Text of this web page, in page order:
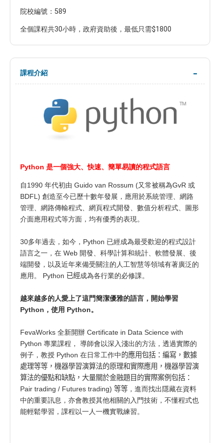
院校編號：589
全個課程共30小時，政府資助後，最低只需$1800
課程介紹
Python 是一個強大、快速、簡單易讀的程式語言
自1990 年代初由 Guido van Rossum (又常被稱為GvR 或
BDFL) 創造至今已歷十數年發展，應用於系統管理、網路
管理、網路傳輸程式、網頁程式開發、數值分析程式、圖形
介面應用程式等方面，均有優秀的表現。
30多年過去，如今，Python 已經成為最受歡迎的程式設計
語言之一，在 Web 開發、科學計算和統計、軟體發展、後
端開發，以及近年來備受關注的人工智慧等領域有著廣泛的
應用。 Python 已經成為各行業的必修課。
越來越多的人愛上了這門簡潔優雅的語言，開始學習
Python，使用 Python。
FevaWorks 全新開辦 Certificate in Data Science with
Python 專業課程， 導師會以深入淺出的方法，透過實際的
例子，教授 Python 在日常工作中的應用包括：編寫，數據
處理等等，機器學習演算法的原理和實際應用，機器學習演
算法的優點和缺點，大量關於金融題目的實際案例包括：
Pair trading / Futures trading) 等等 ，進而找出隱藏在資料
中的重要訊息，亦會教授其他相關的入門技術，不懂程式也
能輕鬆學習，課程以一人一機實戰練習。